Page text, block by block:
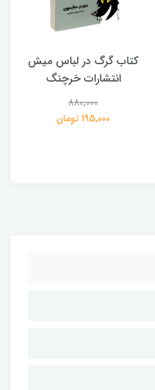
کتاب گرگ در لباس میش
انتشارات خرچنگ
880,000
195,000 تومان